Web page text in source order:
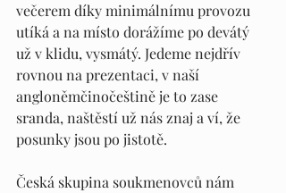
večerem díky minimálnímu provozu
utíká a na místo dorážíme po devátý
už v klidu, vysmátý. Jedeme nejdřív
rovnou na prezentaci, v naší
angloněmčinočeštině je to zase
sranda, naštěstí už nás znaj a ví, že
posunky jsou po jistotě.
Česká skupina soukmenovců nám